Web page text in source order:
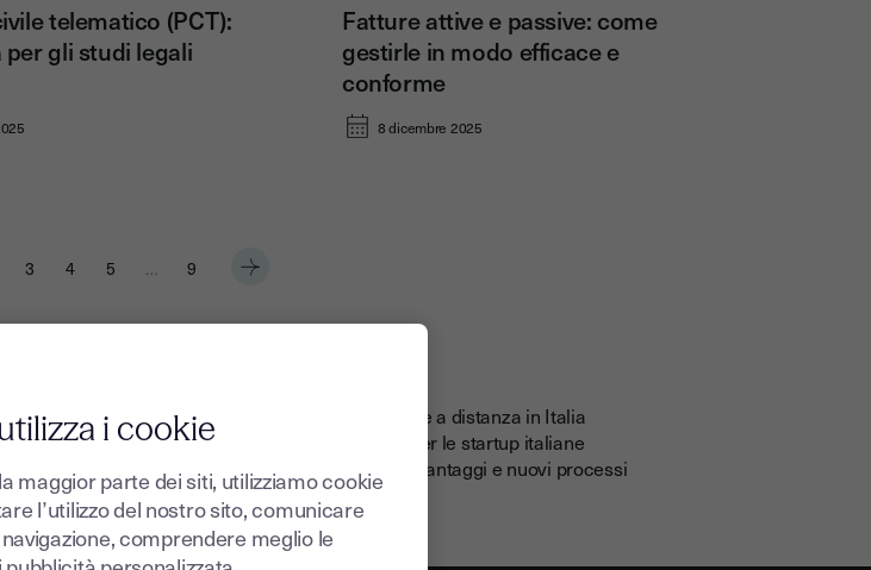
telematico (PCT):
gli studi legali
Fatture attive e passive: come
gestirle in modo efficace e
conforme
8 dicembre 2025
3 4 5 … 9
Come firmare un contratto di locazione a distanza in Italia
La digitalizzazione dei flussi di firma per le startup italiane
Digitalizzazione delle risorse umane: vantaggi e nuovi processi
i cookie
maggior parte dei siti, utilizziamo cookie
l’utilizzo del nostro sito, comunicare
comprendere meglio le